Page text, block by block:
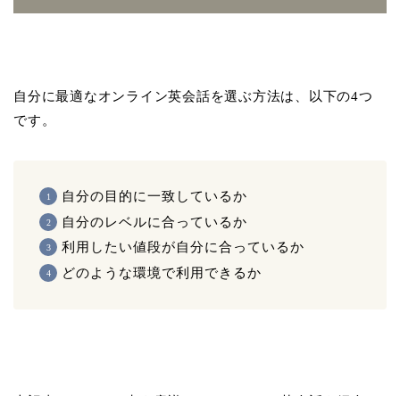
自分に最適なオンライン英会話を選ぶ方法は、以下の4つ
です。
自分の目的に一致しているか
自分のレベルに合っているか
利用したい値段が自分に合っているか
どのような環境で利用できるか